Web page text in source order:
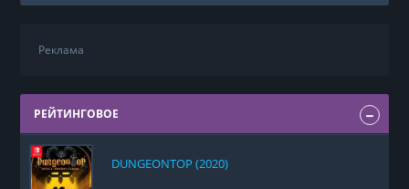
Реклама
РЕЙТИНГОВОЕ
DUNGEONTOP (2020)